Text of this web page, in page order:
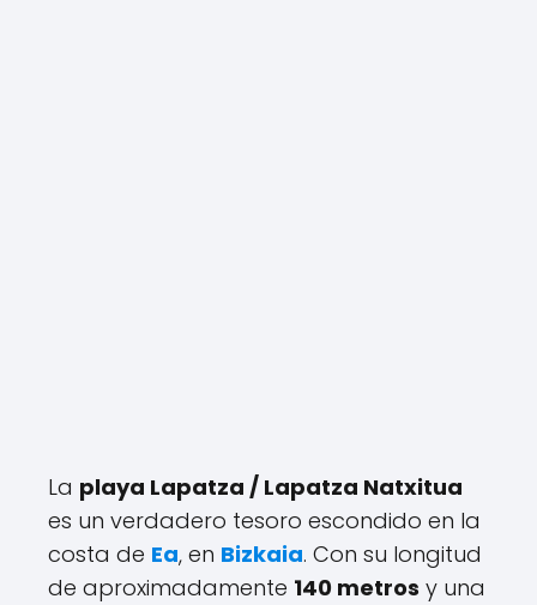
La playa Lapatza / Lapatza Natxitua
es un verdadero tesoro escondido en la
costa de Ea, en Bizkaia. Con su longitud
de aproximadamente 140 metros y una